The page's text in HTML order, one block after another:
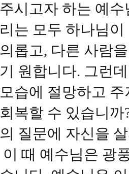
주시고자 하는 예
리는 모두 하나님
의롭고, 다른 사람
기 원합니다. 그런
모습에 절망하고
회복할 수 있습니까
의 질문에 자신을
이 때 예수님은 광